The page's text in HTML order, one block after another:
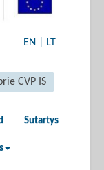
EN LT
CVP IS
Sutartys